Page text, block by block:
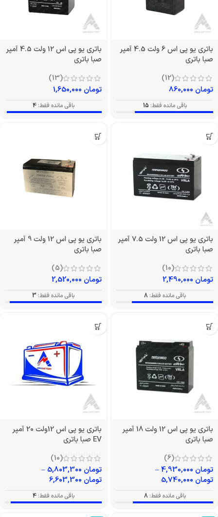
باتری یو پی اس 6 ولت 4.5 آمپر
صبا باتری
(12)
تومان
باقی مانده فقط: 15
باتری یو پی اس 12 ولت 4.5 آمپر
صبا باتری
(13)
تومان
باقی مانده فقط: 4
باتری یو پی اس 12 ولت 7.5 آمپر
صبا باتری
(10)
تومان
باقی مانده فقط: 8
باتری یو پی اس 12 ولت 9 آمپر
صبا باتری
(5)
تومان
باقی مانده فقط: 3
باتری یو پی اس 12 ولت 18 آمپر
صبا باتری
(6)
تومان
–
تومان
باقی مانده فقط: 8
باتری یو پی اس 12ولت 20 آمپر
EV صبا باتری
(10)
تومان
–
تومان
باقی مانده فقط: 4